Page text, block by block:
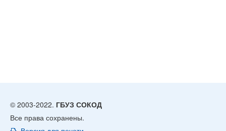
© 2003-2022. ГБУЗ СОКОД
Все права сохранены.